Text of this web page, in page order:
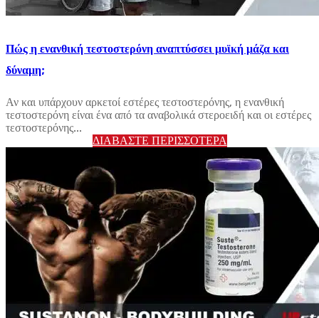
Πώς η ενανθική τεστοστερόνη αναπτύσσει μυϊκή μάζα και
δύναμη;
Αν και υπάρχουν αρκετοί εστέρες τεστοστερόνης, η ενανθική
τεστοστερόνη είναι ένα από τα αναβολικά στεροειδή και οι εστέρες
τεστοστερόνης...
ΔΙΑΒΆΣΤΕ ΠΕΡΙΣΣΌΤΕΡΑ